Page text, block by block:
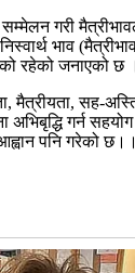
गरी
भाव
रहेको जनाएको छ ।
मैत्रीयता, सह-
अभिबृद्धि गर्न
पनि गरेको छ।।